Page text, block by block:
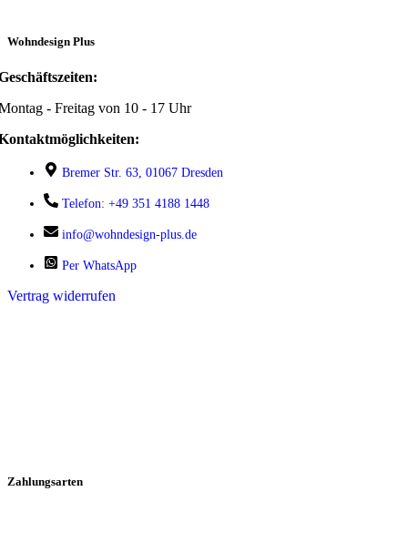
Wohndesign Plus
- Freitag von 10 - 17 Uhr
Bremer Str. 63, 01067 Dresden
Telefon: +49 351 4188 1448
info@wohndesign-plus.de
Per WhatsApp
Vertrag widerrufen
Zahlungsarten